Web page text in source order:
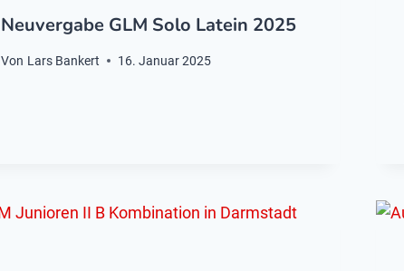
Neuvergabe GLM Solo Latein 2025
Von Lars Bankert 16. Januar 2025